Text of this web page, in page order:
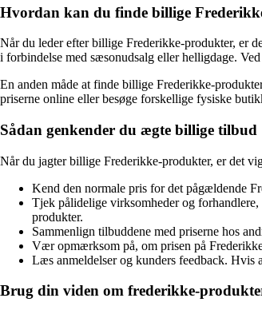
Hvordan kan du finde billige
Når du leder efter billige Frederikke-produkter, er
i forbindelse med sæsonudsalg eller helligdage.
En anden måde at finde billige Frederikke-
priserne online eller besøge forskellige fysiske
Sådan genkender du ægte billige tilbud
Når du jagter billige Frederikke-produkter, er det
Kend den normale pris for det pågældende
Tjek pålidelige virksomheder og
produkter.
Sammenlign tilbuddene med priserne hos
Vær opmærksom på, om prisen på
Læs anmeldelser og kunders feedback. Hvis
Brug din viden om frederikke-